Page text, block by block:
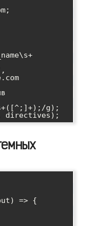
g);
directives);
=> {